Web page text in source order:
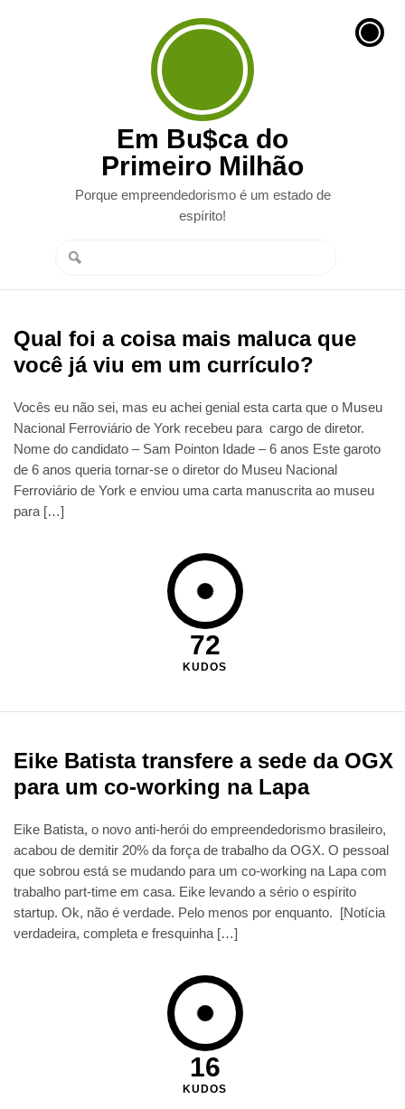
Em Bu$ca do
Primeiro Milhão
Porque empreendedorismo é um estado de
espírito!
Qual foi a coisa mais maluca que
você já viu em um currículo?
Vocês eu não sei, mas eu achei genial esta carta que o Museu
Nacional Ferroviário de York recebeu para cargo de diretor.
Nome do candidato – Sam Pointon Idade – 6 anos Este garoto
de 6 anos queria tornar-se o diretor do Museu Nacional
Ferroviário de York e enviou uma carta manuscrita ao museu
para […]
72
KUDOS
Eike Batista transfere a sede da OGX
para um co-working na Lapa
Eike Batista, o novo anti-herói do empreendedorismo brasileiro,
acabou de demitir 20% da força de trabalho da OGX. O pessoal
que sobrou está se mudando para um co-working na Lapa com
trabalho part-time em casa. Eike levando a sério o espírito
startup. Ok, não é verdade. Pelo menos por enquanto. [Notícia
verdadeira, completa e fresquinha […]
16
KUDOS